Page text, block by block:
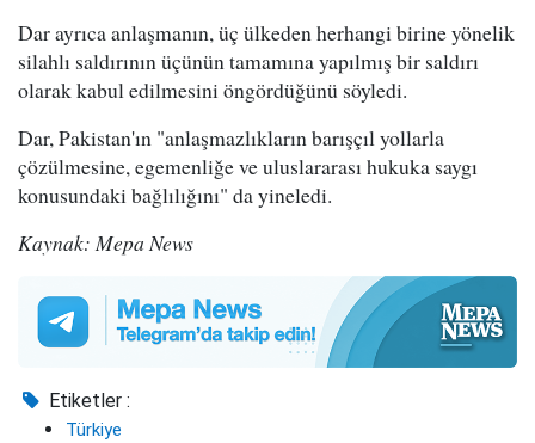
Dar ayrıca anlaşmanın, üç ülkeden herhangi birine yönelik
silahlı saldırının üçünün tamamına yapılmış bir saldırı
olarak kabul edilmesini öngördüğünü söyledi.
Dar, Pakistan'ın "anlaşmazlıkların barışçıl yollarla
çözülmesine, egemenliğe ve uluslararası hukuka saygı
konusundaki bağlılığını" da yineledi.
Kaynak: Mepa News
Etiketler :
Türkiye